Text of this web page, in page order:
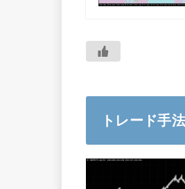
トレード手